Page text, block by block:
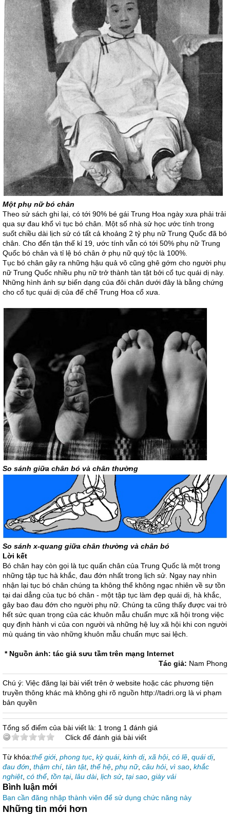
Một phụ nữ bó chân
Theo sử sách ghi lại, có tới 90% bé gái Trung Hoa ngày xưa phải trải
qua sự đau khổ vì tục bó chân. Một số nhà sử học ước tính trong
suốt chiều dài lịch sử có tất cả khoảng 2 tỷ phụ nữ Trung Quốc đã bó
chân. Cho đến tận thế kỉ 19, ước tính vẫn có tới 50% phụ nữ Trung
Quốc bó chân và tỉ lệ bó chân ở phụ nữ quý tộc là 100%.
Tục bó chân gây ra những hậu quả vô cũng ghê gớm cho người phụ
nữ Trung Quốc nhiều phụ nữ trở thành tàn tật bởi cổ tục quái dị này.
Những hình ảnh sự biến dạng của đôi chân dưới đây là bằng chứng
cho cổ tục quái dị của đế chế Trung Hoa cổ xưa.
So sánh giữa chân bó và chân thường
So sánh x-quang giữa chân thường và chân bó
Lời kết
Bó chân hay còn gọi là tục quấn chân của Trung Quốc là một trong
những tập tục hà khắc, đau đớn nhất trong lịch sử. Ngay nay nhìn
nhận lại tục bó chân chúng ta không thể không ngạc nhiên về sự tồn
tại dai dẳng của tục bó chân - một tập tục làm đẹp quái dị, hà khắc,
gây bao đau đớn cho người phụ nữ. Chúng ta cũng thấy được vai trò
hết sức quan trọng của các khuôn mẫu chuẩn mực xã hội trong việc
quy định hành vi của con người và những hệ luỵ xã hội khi con người
mù quáng tin vào những khuôn mẫu chuẩn mực sai lệch.
* Nguồn ảnh: tác giả sưu tầm trên mạng Internet
Tác giả: Nam Phong
Chú ý: Việc đăng lại bài viết trên ở website hoặc các phương tiện
truyền thông khác mà không ghi rõ nguồn http://tadri.org là vi phạm
bản quyền
Tổng số điểm của bài viết là: 1 trong 1 đánh giá
Click để đánh giá bài viết
Từ khóa:thế giới, phong tục kỳ quái, kinh dị, xã hội, có lẽ quái dị,
đau đớn thậm chí, tàn tật, thế hệ phụ nữ, câu hỏi, vì sao khắc
nghiệt, có thể, tồn tại, lâu dài, lịch sử, tại sao giày vải
Bình luận mới
Bạn cần đăng nhập thành viên để sử dụng chức năng này
Những tin mới hơn